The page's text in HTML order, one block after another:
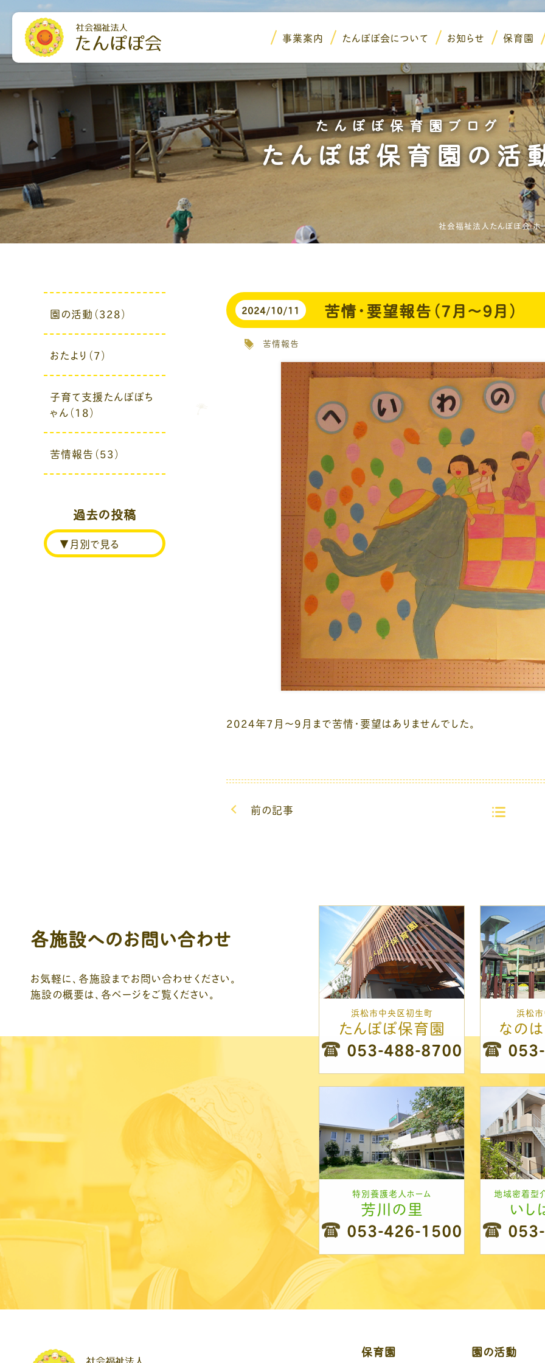
事業案内 たんぽぽ会について お知らせ 保育園
たんぽぽ保育園ブログ
たんぽぽ保育園の活
社会福祉法人たんぽぽ会 ホ
2024/10/11 苦情・要望報告（7月～9月）
苦情報告
2024年7月～9月まで苦情・要望はありませんでした。
前の記事
園の活動（328）
おたより（7）
子育て支援たんぽぽち
ゃん（18）
苦情報告（53）
過去の投稿
各施設へのお問い合わせ
お気軽に、各施設までお問い合わせください。
施設の概要は、各ページをご覧ください。
浜松市中央区初生町
たんぽぽ保育園
053-488-8700
浜松
なの
特別養護老人ホーム
芳川の里
053-426-1500
地域密着型
いし
保育園 園の活動